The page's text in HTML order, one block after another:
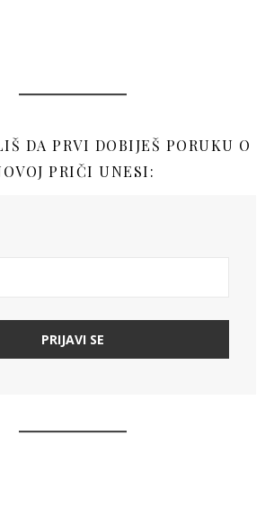
DA PRVI DOBIJEŠ PORUKU O
PRIČI UNESI: